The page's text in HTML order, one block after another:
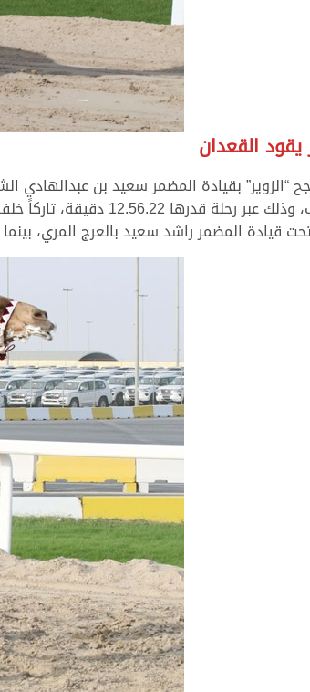
يقود القعدان
“الزوير” بقيادة المضمر سعيد بن
قيادة المضمر راشد سعيد بالعرج المري، بينما جاء